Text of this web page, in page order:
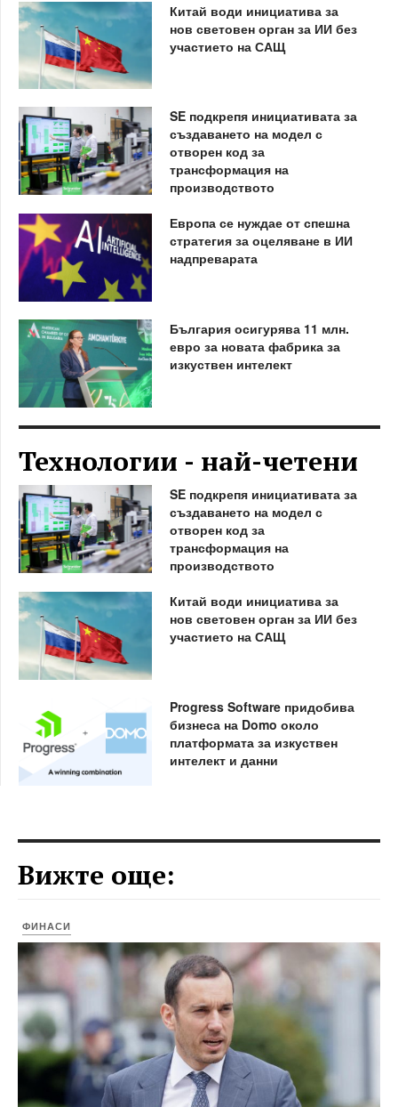
Китай води инициатива за
нов световен орган за ИИ без
участието на САЩ
SE подкрепя инициативата за
създаването на модел с
отворен код за
трансформация на
производството
Европа се нуждае от спешна
стратегия за оцеляване в ИИ
надпреварата
България осигурява 11 млн.
евро за новата фабрика за
изкуствен интелект
Технологии - най-четени
SE подкрепя инициативата за
създаването на модел с
отворен код за
трансформация на
производството
Китай води инициатива за
нов световен орган за ИИ без
участието на САЩ
Progress Software придобива
бизнеса на Domo около
платформата за изкуствен
интелект и данни
Вижте още:
ФИНАСИ